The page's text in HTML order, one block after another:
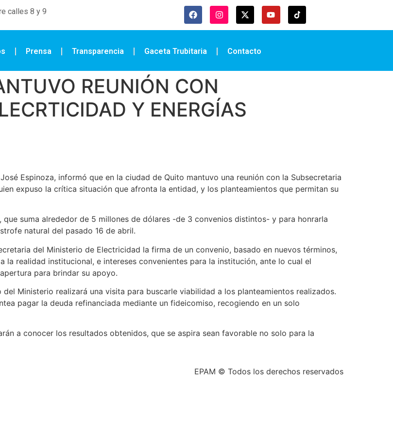
calles 8 y 9
Prensa Transparencia Gaceta Trubitaria Contacto
REUNIÓN CON
Y ENERGÍAS
Espinoza, informó que en la ciudad de Quito mantuvo una reunión con la Subsecretaria
expuso la crítica situación que afronta la entidad, y los planteamientos que permitan su
suma alrededor de 5 millones de dólares -de 3 convenios distintos- y para honrarla
natural del pasado 16 de abril.
del Ministerio de Electricidad la firma de un convenio, basado en nuevos términos,
la realidad institucional, e intereses convenientes para la institución, ante lo cual el
para brindar su apoyo.
Ministerio realizará una visita para buscarle viabilidad a los planteamientos realizados.
pagar la deuda refinanciada mediante un fideicomiso, recogiendo en un solo
a conocer los resultados obtenidos, que se aspira sean favorable no solo para la
EPAM © Todos los derechos reservados